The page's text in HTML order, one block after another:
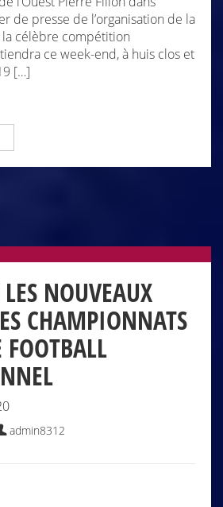
de presse de l’organisation de la
célèbre compétition
ce week-end, à huis clos et
[…]
NOUVEAUX
CHAMPIONNATS
FOOTBALL
admin8312